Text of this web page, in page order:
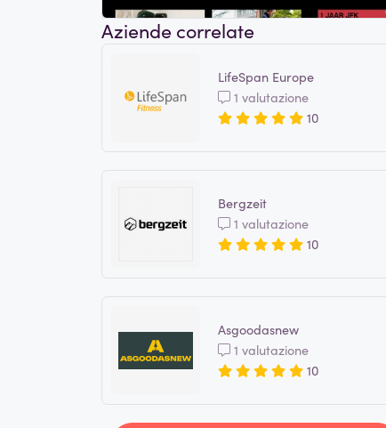
Aziende correlate
LifeSpan Europe
1 valutazione
10
Bergzeit
1 valutazione
10
Asgoodasnew
1 valutazione
10